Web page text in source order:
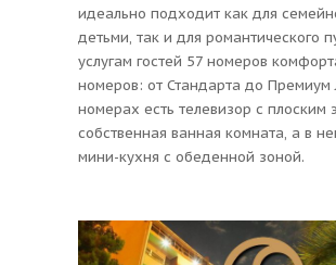
идеально подходит как для
детьми, так и для романтического
услугам гостей 57 номеров
номеров: от Стандарта до Премиум
номерах есть телевизор с плоским
собственная ванная комната, а в
мини-кухня с обеденной зоной.